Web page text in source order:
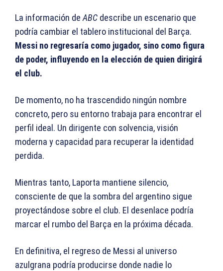
La información de ABC describe un escenario que
podría cambiar el tablero institucional del Barça.
Messi no regresaría como jugador, sino como figura
de poder, influyendo en la elección de quien dirigirá
el club.
De momento, no ha trascendido ningún nombre
concreto, pero su entorno trabaja para encontrar el
perfil ideal. Un dirigente con solvencia, visión
moderna y capacidad para recuperar la identidad
perdida.
Mientras tanto, Laporta mantiene silencio,
consciente de que la sombra del argentino sigue
proyectándose sobre el club. El desenlace podría
marcar el rumbo del Barça en la próxima década.
En definitiva, el regreso de Messi al universo
azulgrana podría producirse donde nadie lo